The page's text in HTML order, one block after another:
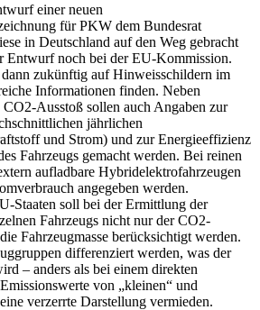
einer neuen
für PKW dem Bundesrat
in Deutschland auf den Weg gebracht
Entwurf noch bei der EU-Kommission.
zukünftig auf Hinweisschildern im
Informationen finden. Neben
Ausstoß sollen auch Angaben zur
jährlichen
und Strom) und zur Energieeffizienz
Fahrzeugs gemacht werden. Bei reinen
aufladbare Hybridelektrofahrzeugen
angegeben werden.
Staaten soll bei der Ermittlung der
Fahrzeugs nicht nur der CO2-
Fahrzeugmasse berücksichtigt werden.
differenziert werden, was der
– anders als bei einem direkten
von „kleinen“ und
verzerrte Darstellung vermieden.